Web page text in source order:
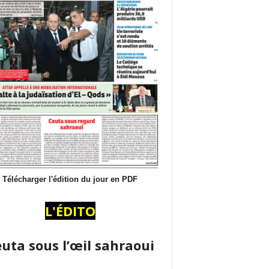
Télécharger l'édition du jour en PDF
L'ÉDITO
sous l’œil sahraoui